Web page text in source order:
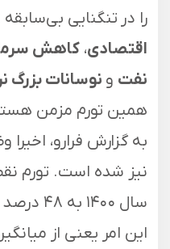
را در تنگنایی
اقتصادی،کاهش
نفت و نوسانات بزرگ
همین تورم مزمن
به گزارش فرارو،